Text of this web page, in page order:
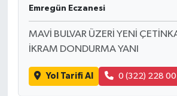
Emregün Eczanesi
MAVİ BULVAR ÜZERİ YENİ
İKRAM DONDURMA YANI
Yol Tarifi Al 0 (322) 228 00